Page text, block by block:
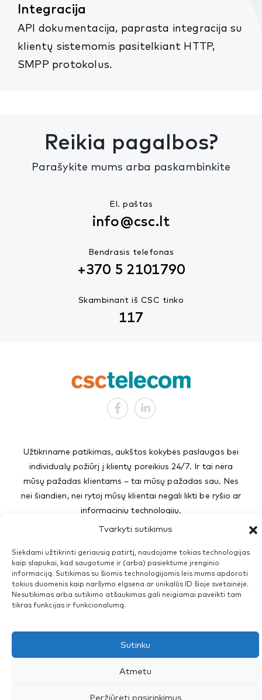
Tvarkyti sutikimus
Siekdami užtikrinti geriausią patirtį, naudojame tokias technologijas
kaip slapukai, kad saugotume ir (arba) pasiektume įrenginio
informaciją. Sutikimas su šiomis technologijomis leis mums apdoroti
tokius duomenis kaip naršymo elgsena ar unikalūs ID šioje svetainėje.
Nesutikimas arba sutikimo atšaukimas gali neigiamai paveikti tam
tikras funkcijas ir funkcionalumą.
Sutinku
Atmetu
Peržiūrėti pasirinkimus
Integracija
API dokumentacija, paprasta integracija su
klientų sistemomis pasitelkiant HTTP,
SMPP protokolus.
Reikia pagalbos?
Parašykite mums arba paskambinkite
El. paštas
info@csc.lt
Bendrasis telefonas
+370 5 2101790
Skambinant iš CSC tinko
117
Užtikriname patikimas, aukštos kokybės paslaugas bei
individualų požiūrį į klientų poreikius 24/7. Ir tai nėra
mūsų pažadas klientams – tai mūsų pažadas sau. Nes
nei šiandien, nei rytoj mūsų klientai negali likti be ryšio ar
informacinių technologijų.
© 2026 CSC TELECOM
Verslui
CSC Telecom
Privatiems